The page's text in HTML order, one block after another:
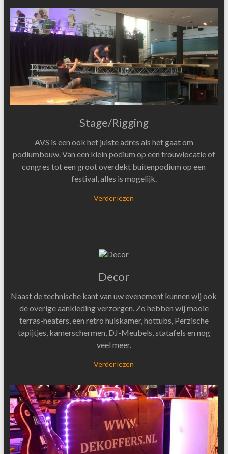
Stage/Rigging
AVS is een ook het juiste adres als het gaat om
podiumbouw. Van een klein podium op een trouwlocatie of
congres tot een groot overdekt buitenpodium op een
festival, alles is mogelijk.
Verder lezen
Decor
Naast de technische kant van uw evenement kunnen wij ook
de overige aankleding verzorgen. Zo hebben wij mooie
terras-heaters, een retro huiskamer, hottubs, Perzische
tapijtjes, kamerschermen, DJ-Meubels, statafels en nog
veel meer.
Verder lezen